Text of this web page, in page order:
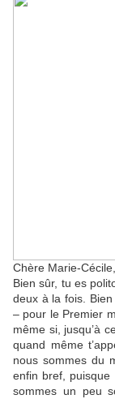
Chère Marie-Cécile,
Bien sûr, tu es
deux à la fois. Bien
– pour le Premier
même si, jusqu’à
quand même
nous sommes du
enfin bref,
sommes un peu